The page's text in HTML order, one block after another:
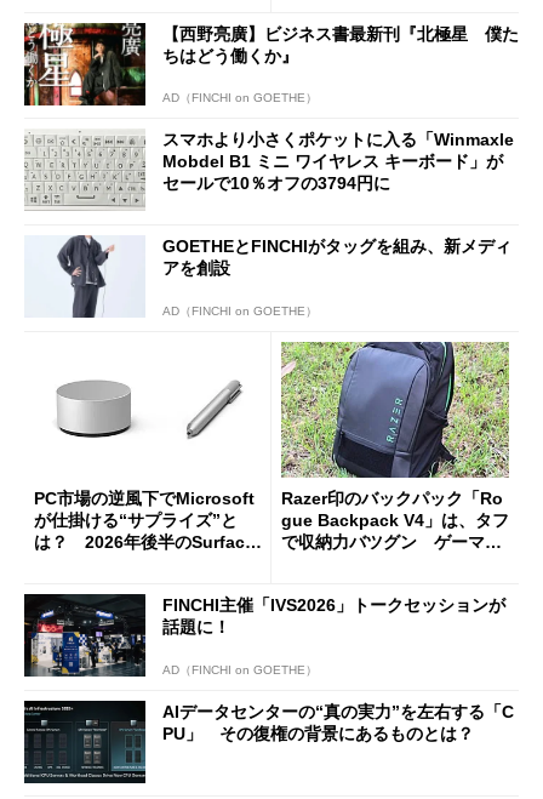
た
【西野亮廣】ビジネス書最新刊『北極星 僕た
ちはどう働くか』
AD（FINCHI on GOETHE）
スマホより小さくポケットに入る「Winmaxle
Mobdel B1 ミニ ワイヤレス キーボード」が
セールで10％オフの3794円に
GOETHEとFINCHIがタッグを組み、新メディ
アを創設
AD（FINCHI on GOETHE）
PC市場の逆風下でMicrosoft
が仕掛ける“サプライズ”と
は？ 2026年後半のSurface
Razer印のバックパック「Ro
gue Backpack V4」は、タフ
で収納力バツグン ゲーマー
FINCHI主催「IVS2026」トークセッションが
話題に！
AD（FINCHI on GOETHE）
AIデータセンターの“真の実力”を左右する「C
PU」 その復権の背景にあるものとは？